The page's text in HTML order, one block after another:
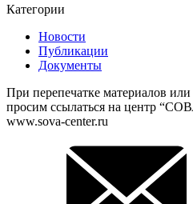
Категории
Новости
Публикации
Документы
При перепечатке материалов
просим ссылаться на центр
www.sova-center.ru